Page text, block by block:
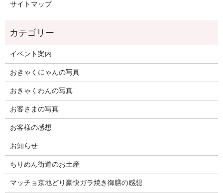
サイトマップ
イベント案内
おきゃくにゃんの写真
おきゃくわんの写真
お客さまの写真
お客様の感想
お知らせ
ちりめん街道のお土産
マッチョ京地どり豪快ガラ焼き御膳の感想